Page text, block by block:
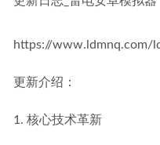
https://www.ldmnq.com/
更新介绍：
1. 核心技术革新